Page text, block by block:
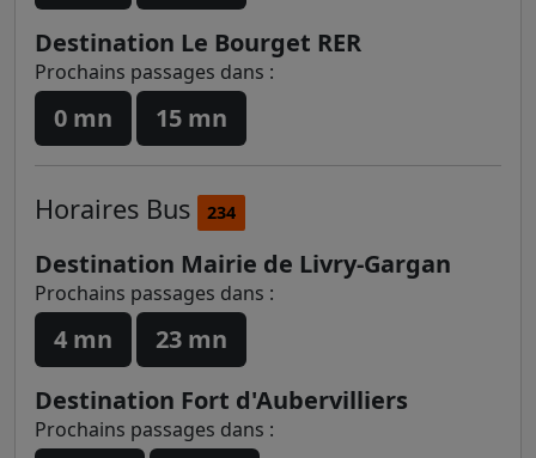
Destination Le Bourget RER
Prochains passages dans :
0 mn 15 mn
Horaires Bus 234
Destination Mairie de Livry-Gargan
Prochains passages dans :
4 mn
23 mn
Destination Fort d'Aubervilliers
Prochains passages dans :